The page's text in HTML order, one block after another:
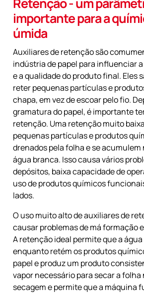
importante para a
úmida
Auxiliares de retenção são
indústria de papel para influenciar
e a qualidade do produto final. Eles
reter pequenas partículas e
chapa, em vez de escoar pelo fio.
gramatura do papel, é importante
retenção. Uma retenção muito
pequenas partículas e produtos
drenados pela folha e se acumulem
água branca. Isso causa vários
depósitos, baixa capacidade de
uso de produtos químicos
lados.
O uso muito alto de auxiliares de
causar problemas de má formação
A retenção ideal permite que a
enquanto retém os produtos
papel e produz um produto
vapor necessário para secar a folha
secagem e permite que a máquina